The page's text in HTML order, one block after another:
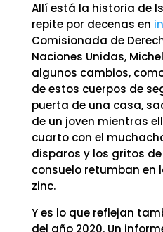
Allí está la historia de
repite por decenas en
Comisionada de
Naciones Unidas,
algunos cambios,
de estos cuerpos de
puerta de una casa,
de un joven mientras
cuarto con el
disparos y los gritos
consuelo retumban en
zinc.
Y es lo que reflejan
del año 2020. Un